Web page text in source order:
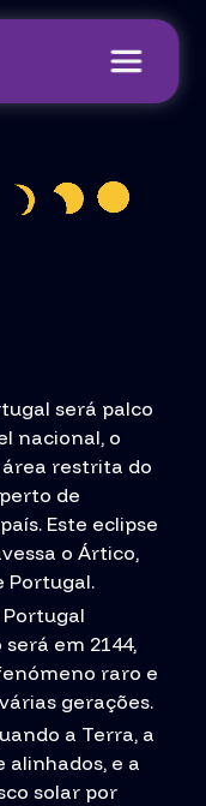
será palco
nacional, o
restrita do
de
Este eclipse
o Ártico,
Portugal.
em 2144,
raro e
gerações.
a Terra, a
e a
solar por